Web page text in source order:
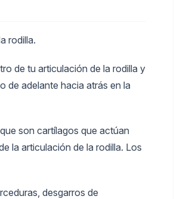
rodilla.
de tu articulación de la rodilla y
de adelante hacia atrás en la
son cartílagos que actúan
la articulación de la rodilla. Los
desgarros de